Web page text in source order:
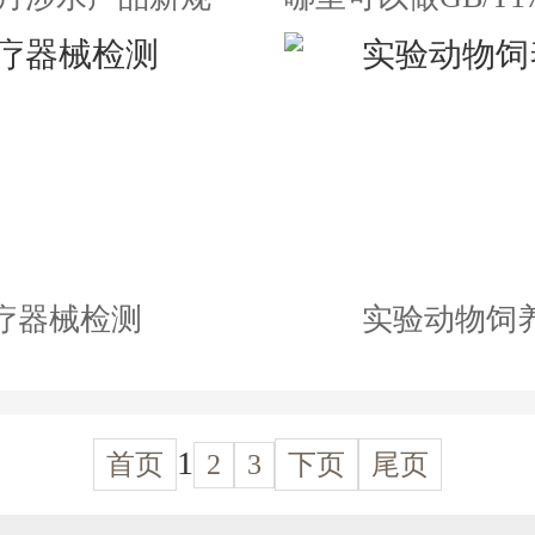
器械检测 实验动物饲
首页 1 2 3 下页 尾页